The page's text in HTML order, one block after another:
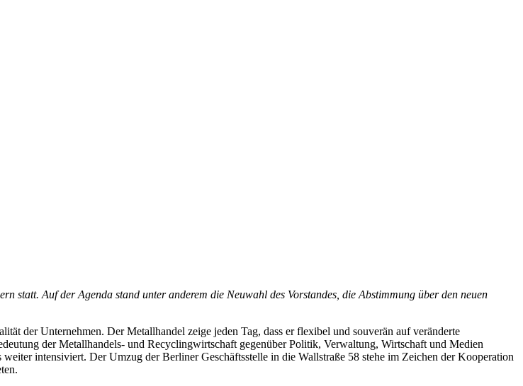
Auf der Agenda stand unter anderem die Neuwahl des Vorstandes, die Abstimmung über den neuen
der Unternehmen. Der Metallhandel zeige jeden Tag, dass er flexibel und souverän auf veränderte
der Metallhandels- und Recyclingwirtschaft gegenüber Politik, Verwaltung, Wirtschaft und Medien
intensiviert. Der Umzug der Berliner Geschäftsstelle in die Wallstraße 58 stehe im Zeichen der Kooperation